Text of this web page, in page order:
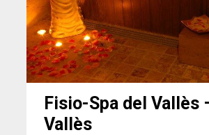
Fisio-Spa del Vallès
Vallès